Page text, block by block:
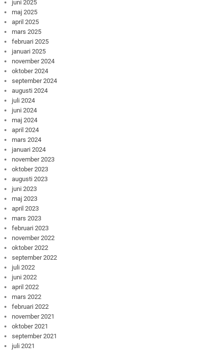
juni 2025
maj 2025
april 2025
mars 2025
februari 2025
januari 2025
november 2024
oktober 2024
september 2024
augusti 2024
juli 2024
juni 2024
maj 2024
april 2024
mars 2024
januari 2024
november 2023
oktober 2023
augusti 2023
juni 2023
maj 2023
april 2023
mars 2023
februari 2023
november 2022
oktober 2022
september 2022
juli 2022
juni 2022
april 2022
mars 2022
februari 2022
november 2021
oktober 2021
september 2021
juli 2021